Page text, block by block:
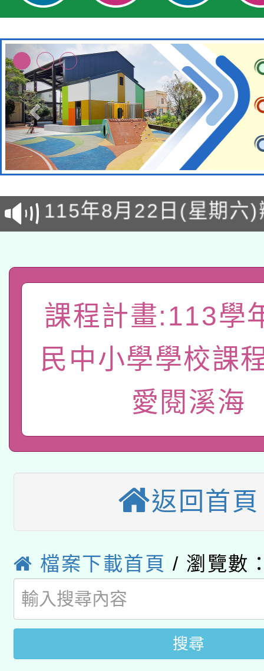
轉知經濟部水利署委託
業技術研究院辦理「
動」
115年8月22日(星期六
桃園市孔廟祈福系列
開 智慧啟航」
2026年桃園地景藝術
「2026桃園藝術巡演
國立臺灣師範大學辦理
年度健康促進學校輔導
業成長研習」實施計畫
函轉國家教育研究院中
原住民族教育政策研討
族教育國際趨勢與發展
轉知教育部國民及學前
新北市政府教育局辦
師專業成長研習實施
方素養工作坊新北場」
族語言臺北學習中心
「族語學習班」招生簡
轉知有關國立成功大學
文教學共融平台-教案
件」活動簡章
教育部國民及學前教育
年度COVID-19疫苗接
接種對象擴大為「滿6
接種之民眾」措施，延
月28日止
轉知經濟部水利署委託
業技術研究院辦理「
用水績優單位及節水達
動」
115年8月22日(星期六
桃園市孔廟祈福系列
開 智慧啟航」
2026年桃園地景藝術
「2026桃園藝術巡演
關事宜
轉知教育部國民及學前
國立臺灣師範大學辦理
年度健康促進學校輔導
函轉國家教育研究院中
原住民族教育政策研討
轉知教育部國民及學前
課程計畫:113學
民中小學學校課
愛閱溪海
返回首頁
檔案下載首頁 / 瀏覽數
搜尋